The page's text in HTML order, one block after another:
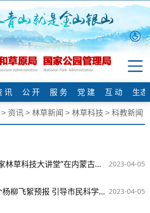
讯 公 开 服 务 党 建 互 动
生
> 资讯>林草新闻 >林草科技 >科教新闻
2023-04-05
首期草原主题“国家林草科技大讲堂”在内蒙古开讲
2023-04-05
北京发布今年首个杨柳飞絮预报 引导市民科学防护